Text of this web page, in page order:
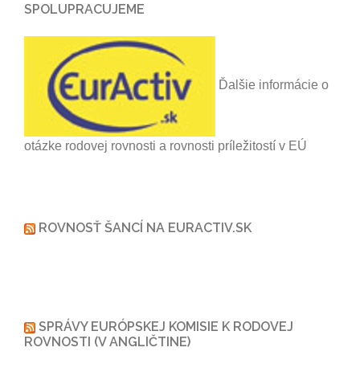
SPOLUPRACUJEME
Ďalšie informácie o
otázke rodovej rovnosti a rovnosti príležitostí v EÚ
ROVNOSŤ ŠANCÍ NA EURACTIV.SK
SPRÁVY EURÓPSKEJ KOMISIE K RODOVEJ
ROVNOSTI (V ANGLIČTINE)